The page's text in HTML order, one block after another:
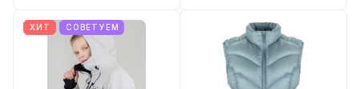
ХИТ СОВЕТУЕМ